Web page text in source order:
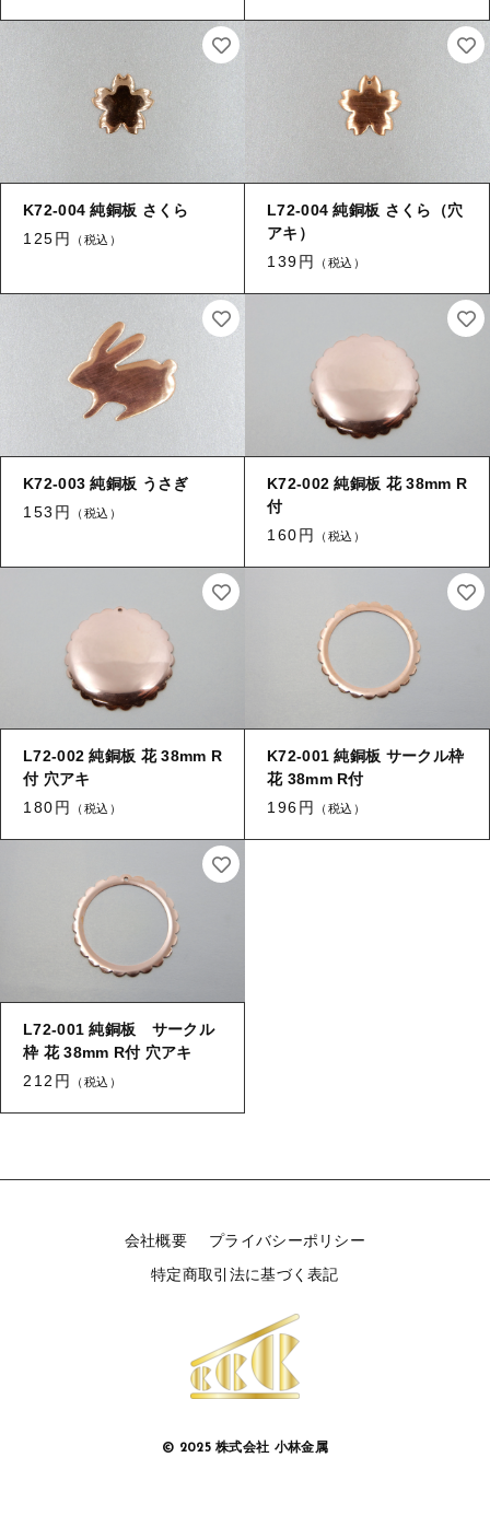
K72-004 純銅板 さくら
125円
（税込）
L72-004 純銅板 さくら（穴
アキ）
139円
（税込）
K72-003 純銅板 うさぎ
153円
（税込）
K72-002 純銅板 花 38mm R
付
160円
（税込）
L72-002 純銅板 花 38mm R
付 穴アキ
180円
（税込）
K72-001 純銅板 サークル枠
花 38mm R付
196円
（税込）
L72-001 純銅板 サークル
枠 花 38mm R付 穴アキ
212円
（税込）
会社概要
プライバシーポリシー
特定商取引法に基づく表記
© 2025 株式会社 小林金属